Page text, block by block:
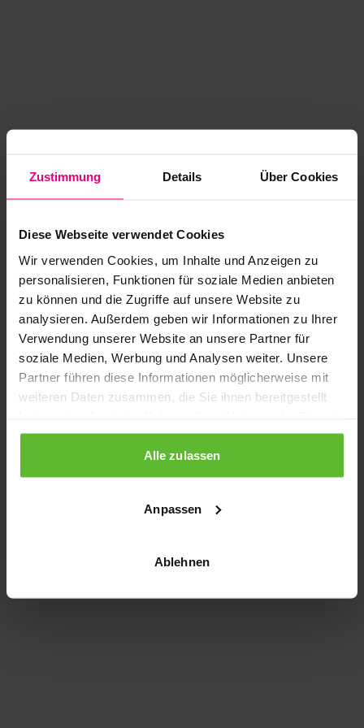
Zustimmung Details Über Cookies
Diese Webseite verwendet Cookies
Wir verwenden Cookies, um Inhalte und Anzeigen zu
personalisieren, Funktionen für soziale Medien anbieten
zu können und die Zugriffe auf unsere Website zu
analysieren. Außerdem geben wir Informationen zu Ihrer
Verwendung unserer Website an unsere Partner für
soziale Medien, Werbung und Analysen weiter. Unsere
Partner führen diese Informationen möglicherweise mit
weiteren Daten zusammen, die Sie ihnen bereitgestellt
gesammelt haben.
Alle zulassen
Anpassen
Ablehnen
Application error: a client-side exception has occurred
loading www.kurzwego.de (see the browser console for more
information).